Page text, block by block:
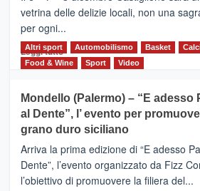
Vivicittà,
alla
scoperta
del
territorio,
e
messaggi
di
vetrina delle delizie locali, non una
per ogni...
Leggi tuttoLeggi
di
CASTIGLIONE
DI
SICILIA
(Ct)
–
Il
Borgo
Altri sport Automobilismo Basket
Food & Wine
Sport Video
Mondello (Palermo) – “E adesso
al Dente”, l’ evento per
grano duro siciliano
Arriva la prima edizione di “E adesso
Dente”, l’evento organizzato da Fizz
l’obiettivo di promuovere la filiera del...